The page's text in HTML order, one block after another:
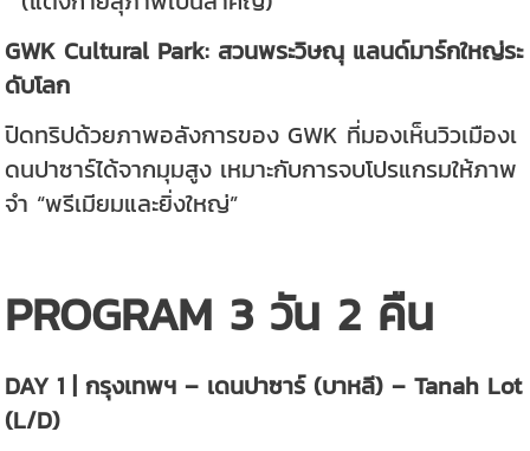
GWK Cultural Park: สวนพระวิษณุ แลนด์มาร์กใหญ่ระ
ดับโลก
ปิดทริปด้วยภาพอลังการของ GWK ที่มองเห็นวิวเมืองเ
ดนปาซาร์ได้จากมุมสูง เหมาะกับการจบโปรแกรมให้ภาพ
จำ “พรีเมียมและยิ่งใหญ่”
PROGRAM 3 วัน 2 คืน
DAY 1 | กรุงเทพฯ – เดนปาซาร์ (บาหลี) – Tanah Lot
(L/D)